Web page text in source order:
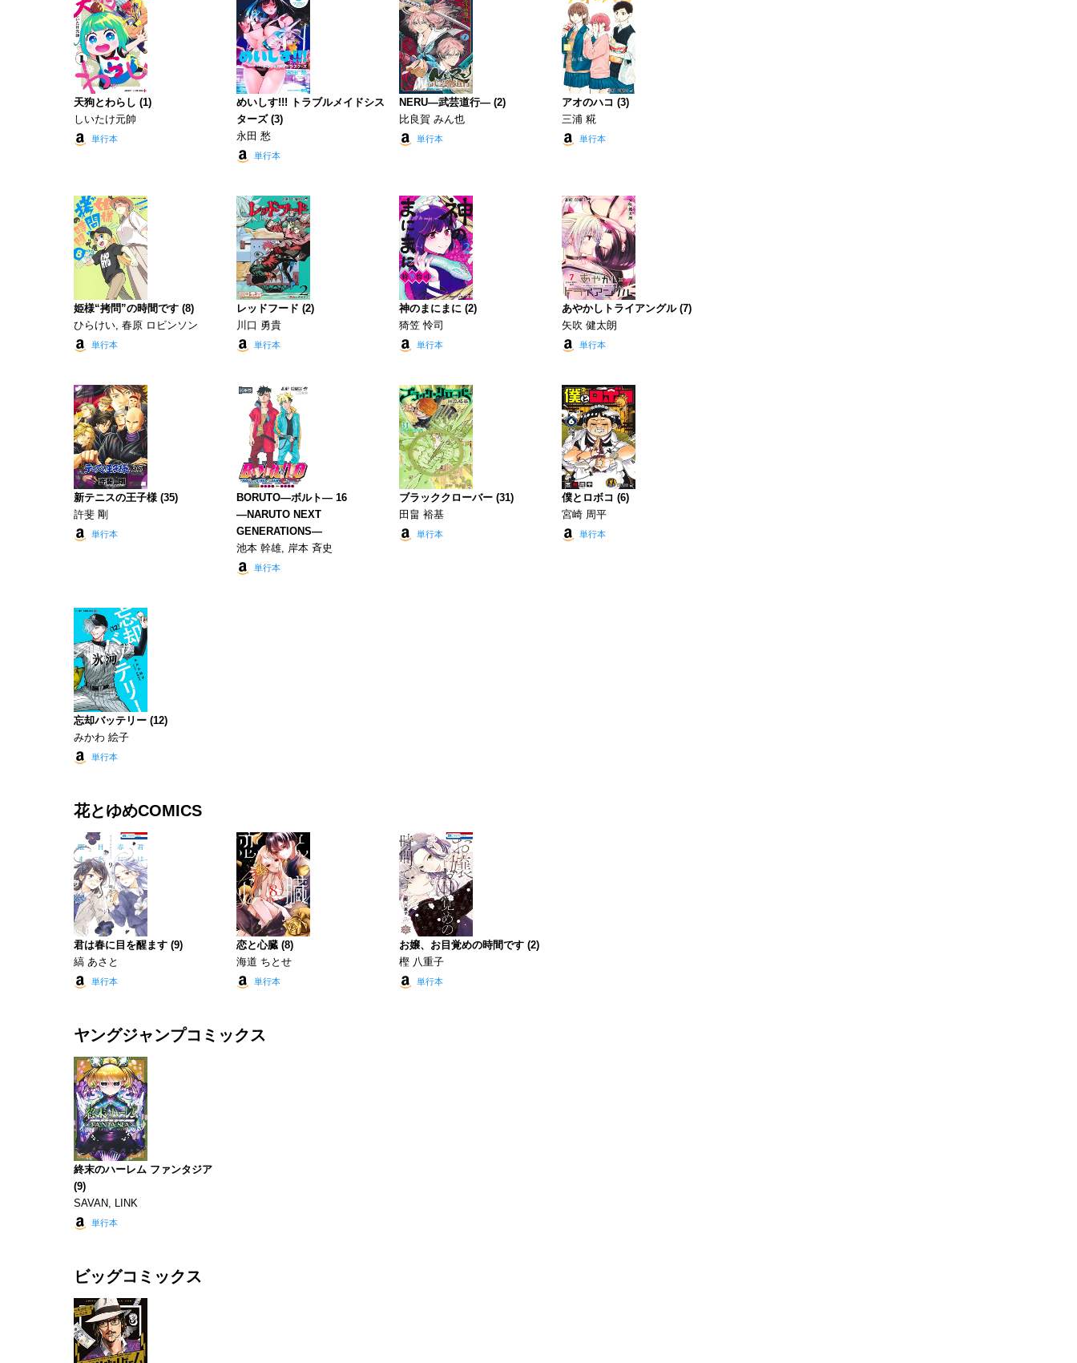
天狗とわらし (1)
しいたけ元帥
単行本
めいしす!!! トラブルメイドシス
ターズ (3)
永田 愁
単行本
NERU―武芸道行― (2)
比良賀 みん也
単行本
アオのハコ (3)
三浦 糀
単行本
姫様“拷問”の時間です (8)
ひらけい, 春原 ロビンソン
単行本
レッドフード (2)
川口 勇貴
単行本
神のまにまに (2)
猗笠 怜司
単行本
あやかしトライアングル (7)
矢吹 健太朗
単行本
新テニスの王子様 (35)
許斐 剛
単行本
BORUTO―ボルト― 16
―NARUTO NEXT
GENERATIONS―
池本 幹雄, 岸本 斉史
単行本
ブラッククローバー (31)
田畠 裕基
単行本
僕とロボコ (6)
宮崎 周平
単行本
忘却バッテリー (12)
みかわ 絵子
単行本
花とゆめCOMICS
君は春に目を醒ます (9)
縞 あさと
単行本
恋と心臓 (8)
海道 ちとせ
単行本
お嬢、お目覚めの時間です (2)
樫 八重子
単行本
ヤングジャンプコミックス
終末のハーレム ファンタジア
(9)
SAVAN, LINK
単行本
ビッグコミックス